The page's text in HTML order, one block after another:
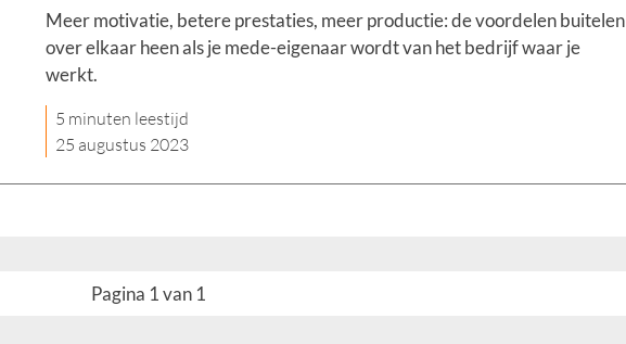
Meer motivatie, betere prestaties, meer productie: de voordelen buitelen
over elkaar heen als je mede-eigenaar wordt van het bedrijf waar je
werkt.
5 minuten leestijd
25 augustus 2023
Pagina 1 van 1